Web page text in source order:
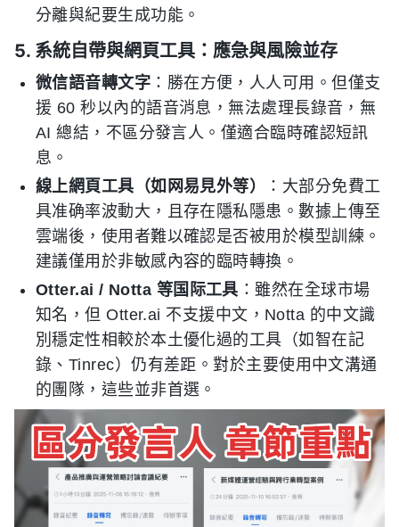
分離與紀要生成功能。
5. 系統自帶與網頁工具：應急與風險並存
微信語音轉文字 ：勝在方便，人人可用。但僅支
援 60 秒以內的語音消息，無法處理長錄音，無
AI 總結，不區分發言人。僅適合臨時確認短訊
息。
線上網頁工具（如网易見外等）
：大部分免費工
具准确率波動大，且存在隱私隱患。數據上傳至
雲端後，使用者難以確認是否被用於模型訓練。
建議僅用於非敏感內容的臨時轉換。
Otter.ai / Notta 等国际工具 ：雖然在全球市場
知名，但 Otter.ai 不支援中文，Notta 的中文識
別穩定性相較於本土優化過的工具（如智在記
錄、Tinrec）仍有差距。對於主要使用中文溝通
的團隊，這些並非首選。